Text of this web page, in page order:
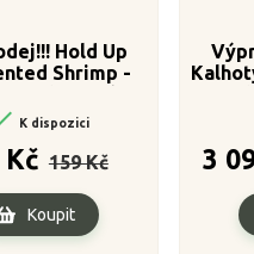
Hold Up
Shrimp -
16mm
K dispozici
Kč cena
159 Kč
Koupit
3